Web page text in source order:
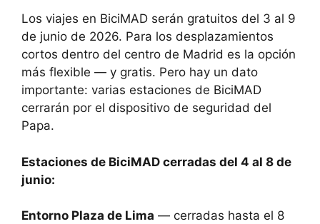
Los viajes en BiciMAD serán gratuitos del 3 al 9
de junio de 2026. Para los desplazamientos
cortos dentro del centro de Madrid es la opción
más flexible — y gratis. Pero hay un dato
importante: varias estaciones de BiciMAD
cerrarán por el dispositivo de seguridad del
Papa.
Estaciones de BiciMAD cerradas del 4 al 8 de
junio:
Entorno Plaza de Lima — cerradas hasta el 8